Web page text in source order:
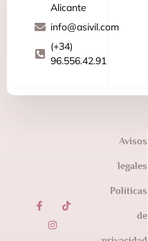
Alicante
info@asivil.com
(+34)
96.556.42.91
Avisos
legales
Políticas
de